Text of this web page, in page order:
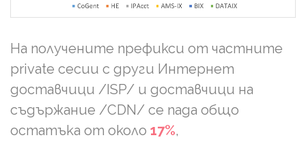
На получените префикси от частните
private сесии с други Интернет
доставчици /ISP/ и доставчици на
съдържание /CDN/ се пада общo
остатъка от около 17%,